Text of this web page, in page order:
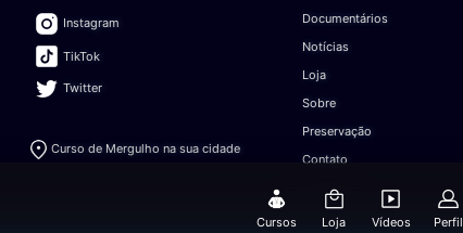
Instagram
TikTok
Twitter
Curso de Mergulho na sua cidade
Documentários
Notícias
Loja
Sobre
Preservação
Contato
Cursos Loja Vídeos Perfil